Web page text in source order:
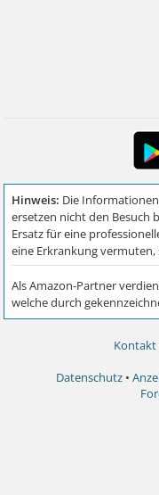
Kontakt
Datenschutz •